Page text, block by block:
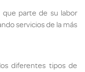
que parte de su labor
servicios de la más
diferentes tipos de